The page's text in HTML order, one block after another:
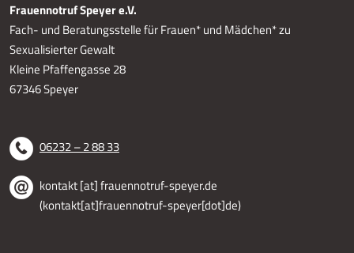
Frauennotruf Speyer e.V.
Fach- und Beratungsstelle für Frauen* und Mädchen* zu
Sexualisierter Gewalt
Kleine Pfaffengasse 28
67346 Speyer
06232 – 2 88 33
kontakt[at]frauennotruf-speyer.de
(kontakt[at]frauennotruf-speyer[dot]de)